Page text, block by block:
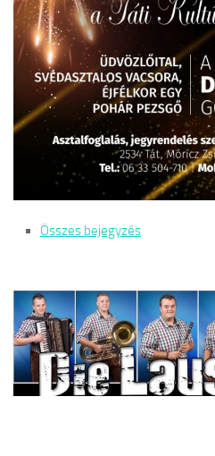
Összes bejegyzés